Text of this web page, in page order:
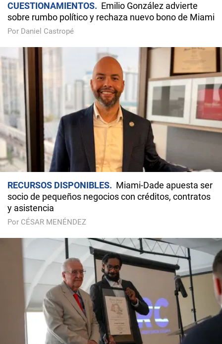
CUESTIONAMIENTOS
Emilio González advierte
sobre rumbo político y rechaza nuevo bono de Miami
Por Daniel Castropé
RECURSOS DISPONIBLES
Miami-Dade apuesta ser
socio de pequeños negocios con créditos, contratos
y asistencia
Por CÉSAR MENÉNDEZ